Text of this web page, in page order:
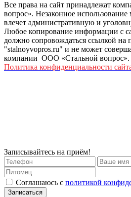
Все права на сайт принадлежат
вопрос». Незаконное использование
влечет административную и
Любое копирование информации с
должно сопровождаться ссылкой на
"stalnoyvopros.ru" и не может
компании ООО «Стальной вопрос».
Политика конфиденциальности
Записывайтесь на приём!
Соглашаюсь с политикой
Записаться